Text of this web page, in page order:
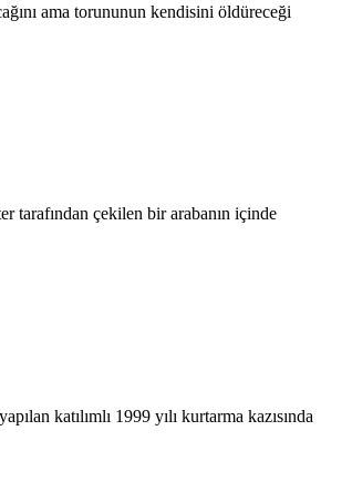
ama torununun kendisini öldüreceği
tarafından çekilen bir arabanın içinde
katılımlı 1999 yılı kurtarma kazısında